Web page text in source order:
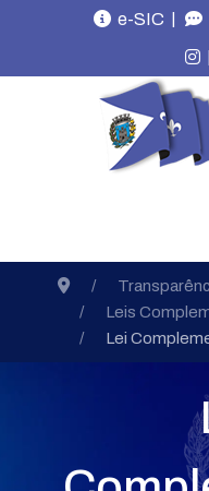
e-SIC |
|
Leis
Lei